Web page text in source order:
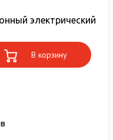
электрический
В корзину